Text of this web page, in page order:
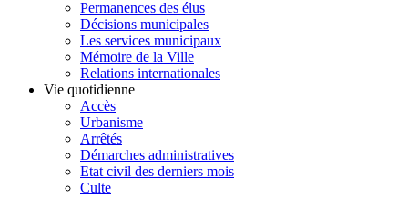
Permanences des élus
Décisions municipales
Les services municipaux
Mémoire de la Ville
Relations internationales
Vie quotidienne
Accès
Urbanisme
Arrêtés
Démarches administratives
Etat civil des derniers mois
Culte